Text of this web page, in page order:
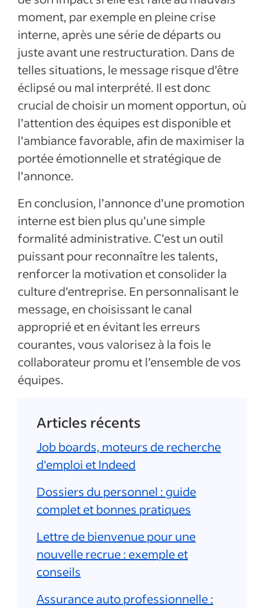
moment, par exemple en pleine crise
interne, après une série de départs ou
juste avant une restructuration. Dans de
telles situations, le message risque d’être
éclipsé ou mal interprété. Il est donc
crucial de choisir un moment opportun, où
l’attention des équipes est disponible et
l’ambiance favorable, afin de maximiser la
portée émotionnelle et stratégique de
l’annonce.
En conclusion, l’annonce d’une promotion
interne est bien plus qu’une simple
formalité administrative. C’est un outil
puissant pour reconnaître les talents,
renforcer la motivation et consolider la
culture d’entreprise. En personnalisant le
message, en choisissant le canal
approprié et en évitant les erreurs
courantes, vous valorisez à la fois le
collaborateur promu et l’ensemble de vos
équipes.
Articles récents
Job boards, moteurs de recherche
d'emploi et Indeed
Dossiers du personnel : guide
complet et bonnes pratiques
Lettre de bienvenue pour une
nouvelle recrue : exemple et
conseils
Assurance auto professionnelle :